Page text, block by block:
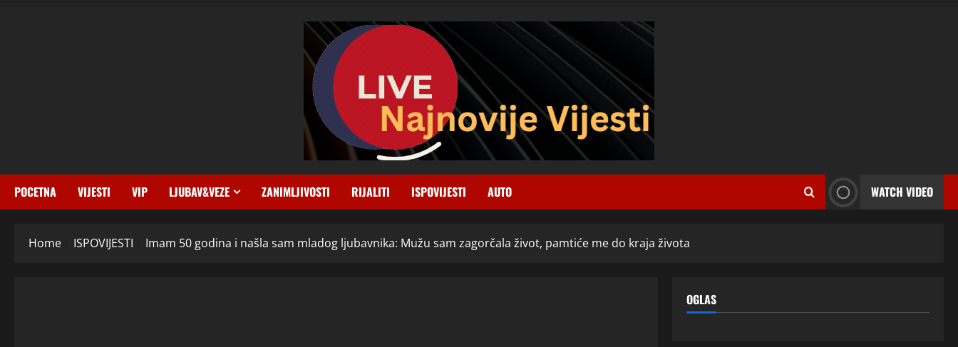
POCETNA VIJESTI VIP LJUBAV&VEZE ZANIMLJIVOSTI RIJALITI ISPOVIJESTI AUTO WATCH VIDEO
Home ISPOVIJESTI Imam 50 godina i našla sam mladog ljubavnika: Mužu sam zagorčala život, pamtiće me do kraja života
OGLAS